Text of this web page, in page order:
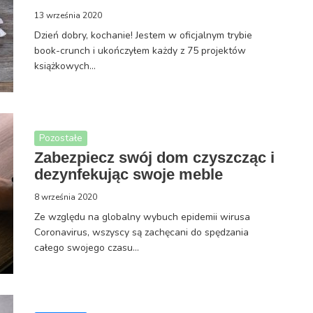
13 września 2020
Dzień dobry, kochanie! Jestem w oficjalnym trybie
book-crunch i ukończyłem każdy z 75 projektów
książkowych...
Pozostałe
Zabezpiecz swój dom czyszcząc i
dezynfekując swoje meble
8 września 2020
Ze względu na globalny wybuch epidemii wirusa
Coronavirus, wszyscy są zachęcani do spędzania
całego swojego czasu...